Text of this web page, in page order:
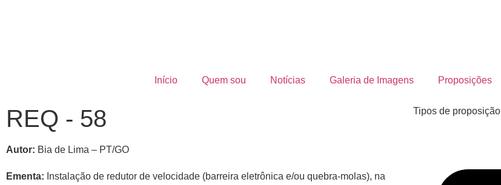
Início Quem sou Notícias Galeria de Imagens Proposições
REQ - 58
Autor: Bia de Lima – PT/GO
Ementa: Instalação de redutor de velocidade (barreira eletrônica e/ou quebra-molas), na
Tipos de proposição